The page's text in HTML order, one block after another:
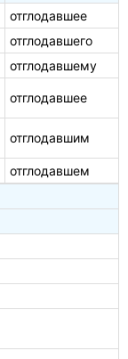
отглодавшее
отглодавшего
отглодавшему
отглодавшее
отглодавшим
отглодавшем